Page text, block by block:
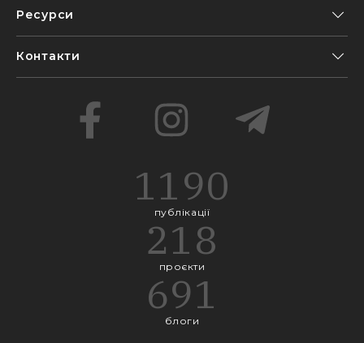
Ресурси
Контакти
1190
публікації
218
проєкти
691
блоги